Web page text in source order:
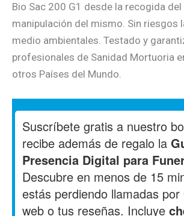
Bio Sac 200 G1 desde la recogida del
manipulación del mismo. Sin riesgos
medio ambientales. Testado y
profesionales de Sanidad Mortuoria
otros Países del Mundo.